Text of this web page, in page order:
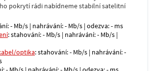
pokrytí rádi nabídneme stabilní satelitní
- Mb/s | nahrávání: - Mb/s | odezva: - ms
: stahování: - Mb/s | nahrávání: - Mb/s |
optika: stahování: - Mb/s | nahrávání: -